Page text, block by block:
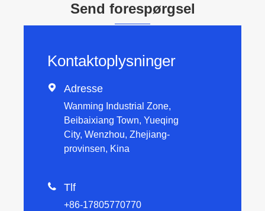
Send forespørgsel
Kontaktoplysninger
 Adresse
Wanming Industrial Zone,
Beibaixiang Town, Yueqing
City, Wenzhou, Zhejiang-
provinsen, Kina
 Tlf
+86-17805770770